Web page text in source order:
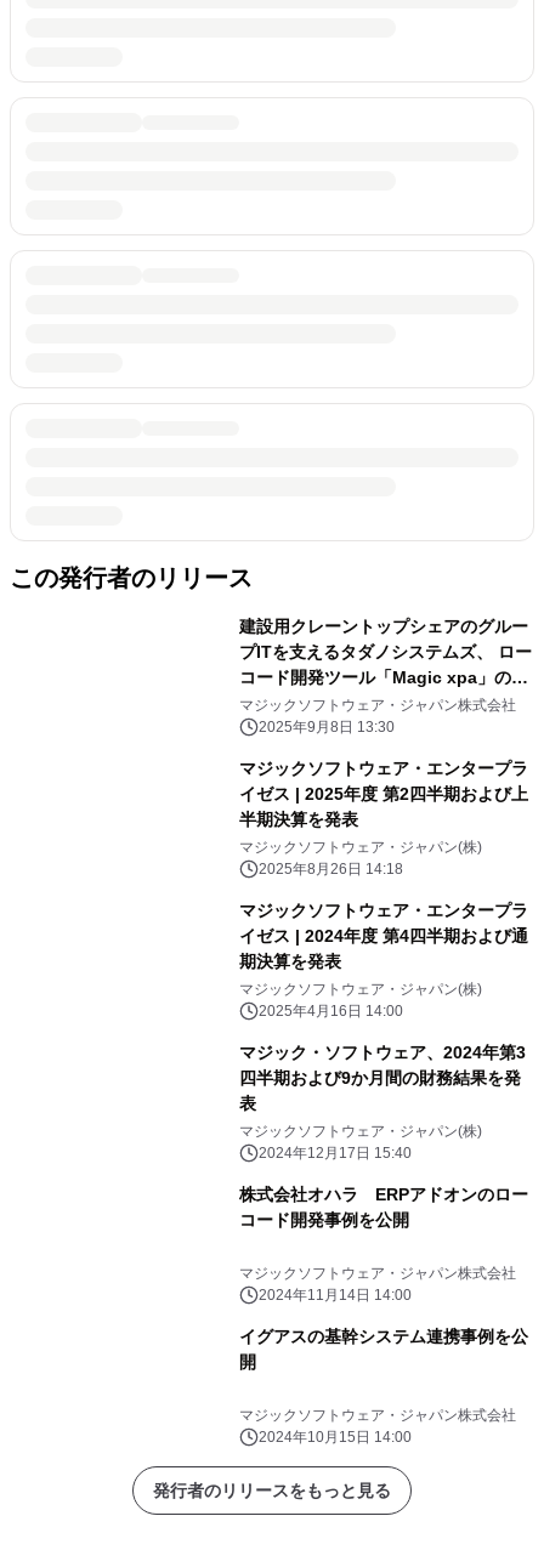
この発行者のリリース
建設用クレーントップシェアのグルー
プITを支えるタダノシステムズ、 ロー
コード開発ツール「Magic xpa」の最
新導入事例を公開
マジックソフトウェア・ジャパン株式会社
2025年9月8日 13:30
マジックソフトウェア・エンタープラ
イゼス | 2025年度 第2四半期および上
半期決算を発表
マジックソフトウェア・ジャパン(株)
2025年8月26日 14:18
マジックソフトウェア・エンタープラ
イゼス | 2024年度 第4四半期および通
期決算を発表
マジックソフトウェア・ジャパン(株)
2025年4月16日 14:00
マジック・ソフトウェア、2024年第3
四半期および9か月間の財務結果を発
表
マジックソフトウェア・ジャパン(株)
2024年12月17日 15:40
株式会社オハラ ERPアドオンのロー
コード開発事例を公開
マジックソフトウェア・ジャパン株式会社
2024年11月14日 14:00
イグアスの基幹システム連携事例を公
開
マジックソフトウェア・ジャパン株式会社
2024年10月15日 14:00
発行者のリリースをもっと見る